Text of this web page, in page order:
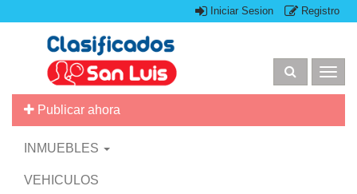
Iniciar Sesion Registro
Publicar ahora
INMUEBLES
VEHICULOS